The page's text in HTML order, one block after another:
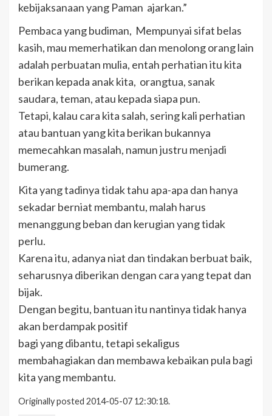
kebijaksanaan yang Paman ajarkan.”
Pembaca yang budiman, Mempunyai sifat belas
kasih, mau memerhatikan dan menolong orang lain
adalah perbuatan mulia, entah perhatian itu kita
berikan kepada anak kita, orangtua, sanak
saudara, teman, atau kepada siapa pun.
Tetapi, kalau cara kita salah, sering kali perhatian
atau bantuan yang kita berikan bukannya
memecahkan masalah, namun justru menjadi
bumerang.
Kita yang tadinya tidak tahu apa-apa dan hanya
sekadar berniat membantu, malah harus
menanggung beban dan kerugian yang tidak
perlu.
Karena itu, adanya niat dan tindakan berbuat baik,
seharusnya diberikan dengan cara yang tepat dan
bijak.
Dengan begitu, bantuan itu nantinya tidak hanya
akan berdampak positif
bagi yang dibantu, tetapi sekaligus
membahagiakan dan membawa kebaikan pula bagi
kita yang membantu.
Originally posted 2014-05-07 12:30:18.